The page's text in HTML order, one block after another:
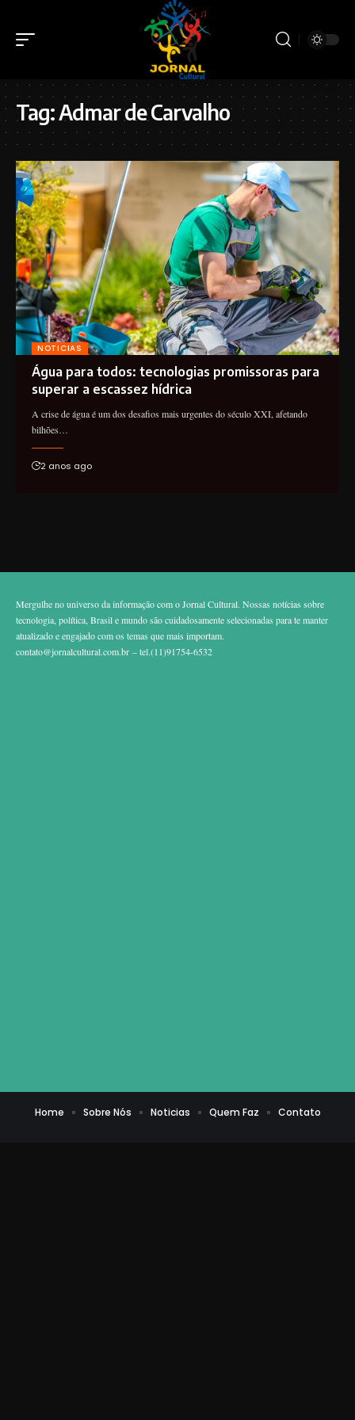
Tag:Admar de Carvalho
NOTICIAS
Água para todos: tecnologias promissoras para
superar a escassez hídrica
A crise de água é um dos desafios mais urgentes do século XXI, afetando
bilhões…
2 anos ago
Mergulhe no universo da informação com o Jornal Cultural. Nossas notícias sobre
tecnologia, política, Brasil e mundo são cuidadosamente selecionadas para te manter
atualizado e engajado com os temas que mais importam.
contato@jornalcultural.com.br – tel.(11)91754-6532
Home Sobre Nós Noticias Quem Faz Contato